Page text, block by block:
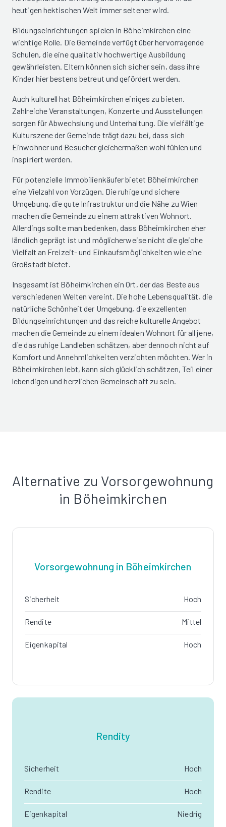
heutigen hektischen Welt immer seltener wird.
Bildungseinrichtungen spielen in Böheimkirchen eine
wichtige Rolle. Die Gemeinde verfügt über hervorragende
Schulen, die eine qualitativ hochwertige Ausbildung
gewährleisten. Eltern können sich sicher sein, dass ihre
Kinder hier bestens betreut und gefördert werden.
Auch kulturell hat Böheimkirchen einiges zu bieten.
Zahlreiche Veranstaltungen, Konzerte und Ausstellungen
sorgen für Abwechslung und Unterhaltung. Die vielfältige
Kulturszene der Gemeinde trägt dazu bei, dass sich
Einwohner und Besucher gleichermaßen wohl fühlen und
inspiriert werden.
Für potenzielle Immobilienkäufer bietet Böheimkirchen
eine Vielzahl von Vorzügen. Die ruhige und sichere
Umgebung, die gute Infrastruktur und die Nähe zu Wien
machen die Gemeinde zu einem attraktiven Wohnort.
Allerdings sollte man bedenken, dass Böheimkirchen eher
ländlich geprägt ist und möglicherweise nicht die gleiche
Vielfalt an Freizeit- und Einkaufsmöglichkeiten wie eine
Großstadt bietet.
Insgesamt ist Böheimkirchen ein Ort, der das Beste aus
verschiedenen Welten vereint. Die hohe Lebensqualität, die
natürliche Schönheit der Umgebung, die exzellenten
Bildungseinrichtungen und das reiche kulturelle Angebot
machen die Gemeinde zu einem idealen Wohnort für all jene,
die das ruhige Landleben schätzen, aber dennoch nicht auf
Komfort und Annehmlichkeiten verzichten möchten. Wer in
Böheimkirchen lebt, kann sich glücklich schätzen, Teil einer
lebendigen und herzlichen Gemeinschaft zu sein.
Alternative zu Vorsorgewohnung
in Böheimkirchen
Vorsorgewohnung in Böheimkirchen
Sicherheit Hoch
Rendite Mittel
Eigenkapital Hoch
Rendity
Sicherheit Hoch
Rendite Hoch
Eigenkapital Niedrig